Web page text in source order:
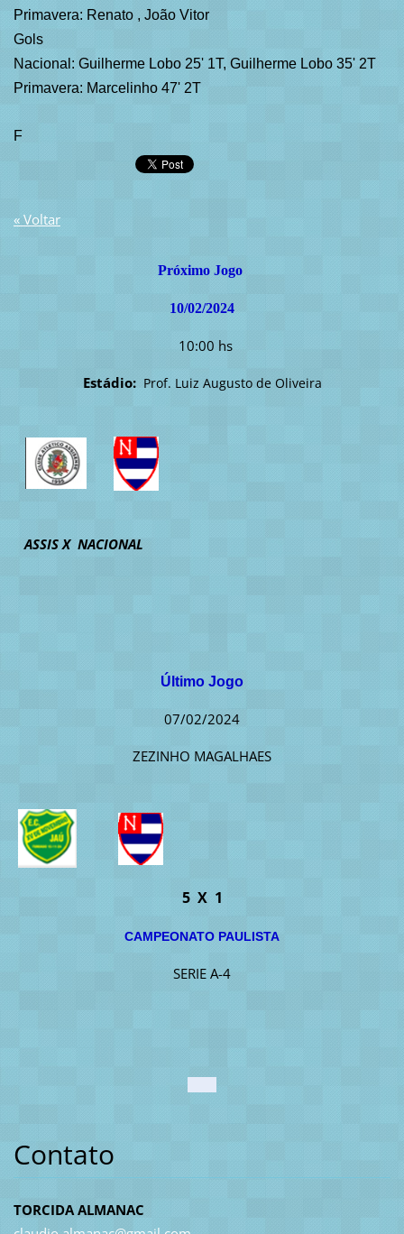
Primavera: Renato , João Vitor
Gols
Nacional: Guilherme Lobo 25' 1T, Guilherme Lobo 35' 2T
Primavera: Marcelinho 47' 2T
F
« Voltar
Próximo Jogo
10/02/2024
10:00 hs
Estádio: Prof. Luiz Augusto de Oliveira
ASSIS X NACIONAL
Último Jogo
07/02/2024
ZEZINHO MAGALHAES
5 X 1
CAMPEONATO PAULISTA
SERIE A-4
Contato
TORCIDA ALMANAC